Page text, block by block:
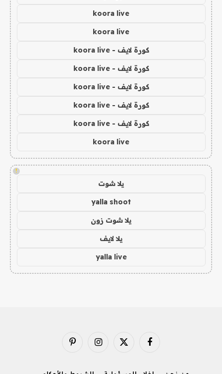
koora live
koora live
كورة لايف - koora live
كورة لايف - koora live
كورة لايف - koora live
كورة لايف - koora live
كورة لايف - koora live
koora live
!
يلا شوت
yalla shoot
يلا شوت زون
يلا لايف
yalla live
فيسبوك X
الانستغرامبينتيريست